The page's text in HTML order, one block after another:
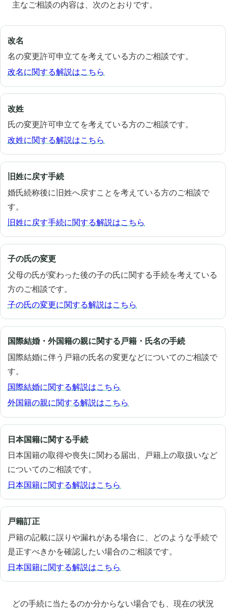
主なご相談の内容は、次のとおりです。
改名
名の変更許可申立てを考えている方のご相談です。
改名に関する解説はこちら
改姓
氏の変更許可申立てを考えている方のご相談です。
改姓に関する解説はこちら
旧姓に戻す手続
婚氏続称後に旧姓へ戻すことを考えている方のご相談で
す。
旧姓に戻す手続に関する解説はこちら
子の氏の変更
父母の氏が変わった後の子の氏に関する手続を考えている
方のご相談です。
子の氏の変更に関する解説はこちら
国際結婚・外国籍の親に関する戸籍・氏名の手続
国際結婚に伴う戸籍の氏名の変更などについてのご相談で
す。
国際結婚に関する解説はこちら
外国籍の親に関する解説はこちら
日本国籍に関する手続
日本国籍の取得や喪失に関わる届出、戸籍上の取扱いなど
についてのご相談です。
日本国籍に関する解説はこちら
戸籍訂正
戸籍の記載に誤りや漏れがある場合に、どのような手続で
是正すべきかを確認したい場合のご相談です。
日本国籍に関する解説はこちら
どの手続に当たるのか分からない場合でも、現在の状況